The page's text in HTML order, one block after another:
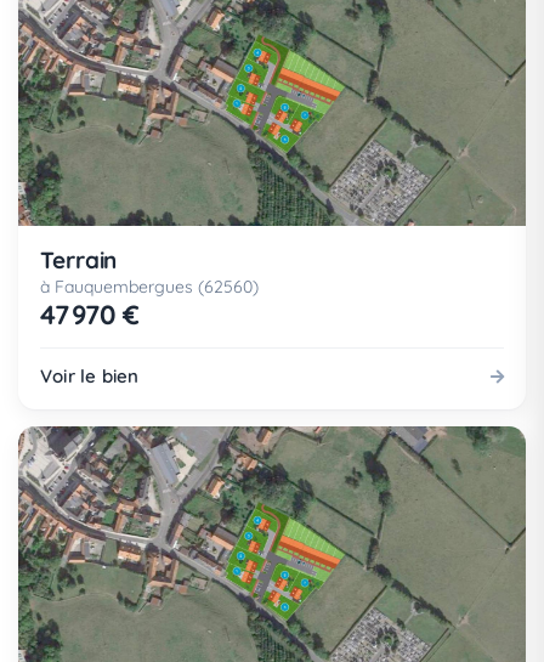
Terrain
à Fauquembergues (62560)
47 970 €
Voir le bien